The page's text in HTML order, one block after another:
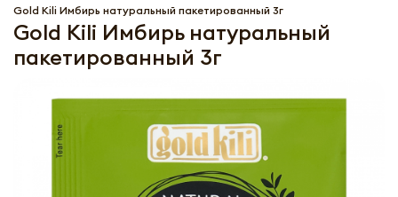
Gold Kili Имбирь натуральный пакетированный 3г
Gold Kili Имбирь натуральный
пакетированный 3г